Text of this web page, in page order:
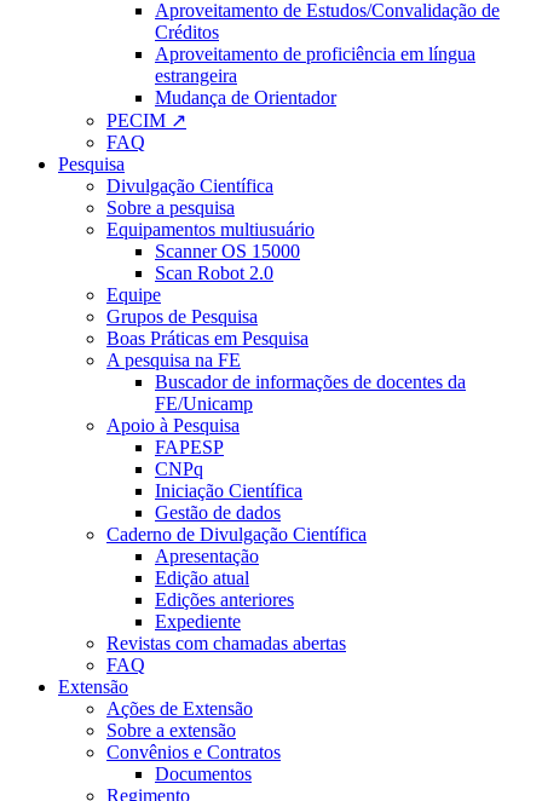
Aproveitamento de Estudos/Convalidação de
Créditos
Aproveitamento de proficiência em língua
estrangeira
Mudança de Orientador
PECIM ↗
FAQ
Pesquisa
Divulgação Científica
Sobre a pesquisa
Equipamentos multiusuário
Scanner OS 15000
Scan Robot 2.0
Equipe
Grupos de Pesquisa
Boas Práticas em Pesquisa
A pesquisa na FE
Buscador de informações de docentes da
FE/Unicamp
Apoio à Pesquisa
FAPESP
CNPq
Iniciação Científica
Gestão de dados
Caderno de Divulgação Científica
Apresentação
Edição atual
Edições anteriores
Expediente
Revistas com chamadas abertas
FAQ
Extensão
Ações de Extensão
Sobre a extensão
Convênios e Contratos
Documentos
Regimento